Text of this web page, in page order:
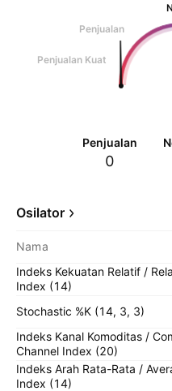
Penjualan
Penjualan Kuat
Penjualan
0
Osilator
Nama
Indeks Kekuatan Relatif /
Index (14)
Stochastic %K (14, 3, 3)
Indeks Kanal Komoditas /
Channel Index (20)
Indeks Arah Rata-Rata /
Index (14)